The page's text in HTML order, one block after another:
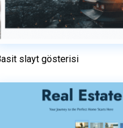
Kullanım
slayt gösterisi